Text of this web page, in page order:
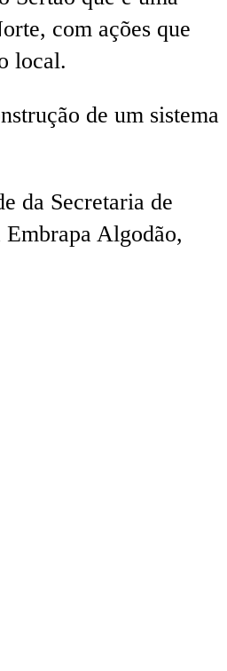
com ações que
local.
de um sistema
da Secretaria de
Algodão,